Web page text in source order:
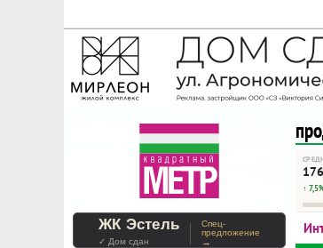
На Метре реклама -
Помогайте
↑
ЖК Эстель
✓ Дом сдан
Спец-
предложение
→